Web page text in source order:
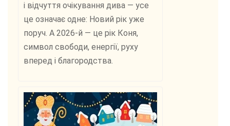
і відчуття очікування дива — усе
це означає одне: Новий рік уже
поруч. А 2026-й — це рік Коня,
символ свободи, енергії, руху
вперед і благородства.